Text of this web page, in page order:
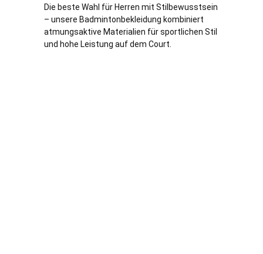
Die beste Wahl für Herren mit Stilbewusstsein
– unsere Badmintonbekleidung kombiniert
atmungsaktive Materialien für sportlichen Stil
und hohe Leistung auf dem Court.